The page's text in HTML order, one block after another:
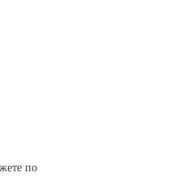
по